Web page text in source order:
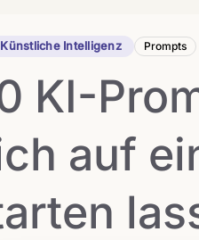
Künstliche Intelligenz Prompts
KI-
auf